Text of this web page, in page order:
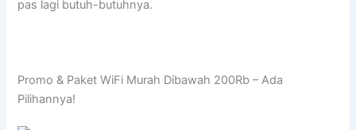
pas lagi butuh-butuhnya.
Promo & Paket WiFi Murah Dibawah 200Rb – Ada
Pilihannya!